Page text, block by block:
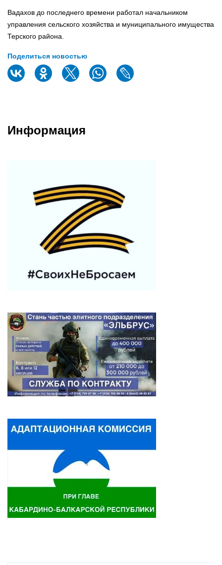
Вадахов до последнего времени работал начальником
управления сельского хозяйства и муниципального имущества
Терского района.
Поделиться новостью
Информация